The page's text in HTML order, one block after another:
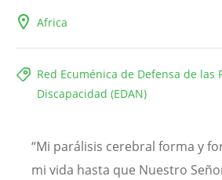
Africa
Red Ecuménica de Defensa de las
Discapacidad (EDAN)
“Mi parálisis cerebral forma y
mi vida hasta que Nuestro